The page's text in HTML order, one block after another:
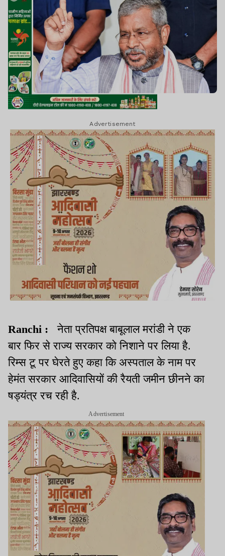
Advertisement
Ranchi :नेता प्रतिपक्ष बाबूलाल मरांडी ने एक
बार फिर से राज्य सरकार को निशाने पर लिया है.
रिम्स टू पर घेरते हुए कहा कि अस्पताल के नाम पर
हेमंत सरकार आदिवासियों की रैयती जमीन छीनने का
षड्यंत्र रच रही है.
Advertisement